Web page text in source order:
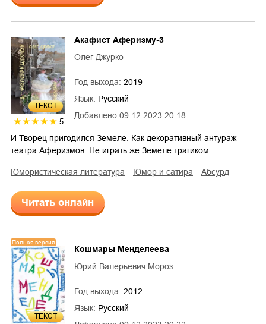
ТЕКСТ
5
Добавлено 09.12.2023 20:18
Акафист Аферизму-3
Олег Джурко
Год выхода: 2019
Язык: Русский
И Творец пригодился Земеле. Как декоративный антураж
театра Аферизмов. Не играть же Земеле трагиком…
юмористическая литература юмор и сатира абсурд
Читать онлайн
ТЕКСТ
Полная версия
Кошмары Менделеева
Юрий Валерьевич Мороз
Год выхода: 2012
Язык: Русский